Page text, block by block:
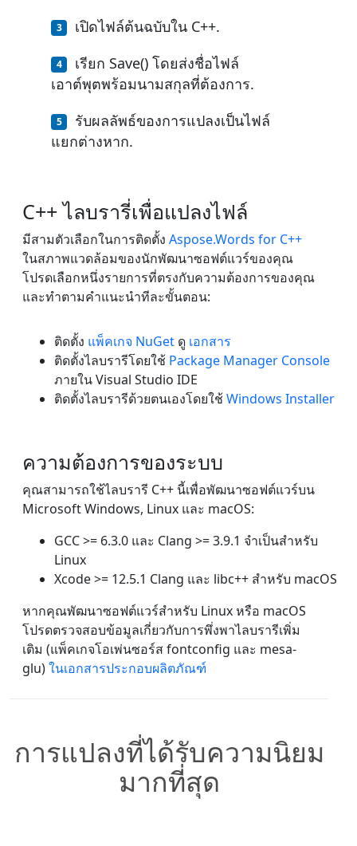
เปิดไฟล์ต้นฉบับใน C++.
เรียก Save() โดยส่งชื่อไฟล์
เอาต์พุตพร้อมนามสกุลที่ต้องการ.
รับผลลัพธ์ของการแปลงเป็นไฟล์
แยกต่างหาก.
C++ ไลบรารี่เพื่อแปลงไฟล์
มีสามตัวเลือกในการติดตั้ง Aspose.Words for C++
ในสภาพแวดล้อมของนักพัฒนาซอฟต์แวร์ของคุณ
โปรดเลือกหนึ่งรายการที่ตรงกับความต้องการของคุณ
และทำตามคำแนะนำทีละขั้นตอน:
ติดตั้ง แพ็คเกจ NuGet ดู เอกสาร
ติดตั้งไลบรารีโดยใช้ Package Manager Console
ภายใน Visual Studio IDE
ติดตั้งไลบรารีด้วยตนเองโดยใช้Windows Installer
ความต้องการของระบบ
คุณสามารถใช้ไลบรารี C++ นี้เพื่อพัฒนาซอฟต์แวร์บน
Microsoft Windows, Linux และ macOS:
GCC >= 6.3.0 และ Clang >= 3.9.1 จำเป็นสำหรับ
Linux
Xcode >= 12.5.1 Clang และ libc++ สำหรับ macOS
หากคุณพัฒนาซอฟต์แวร์สำหรับ Linux หรือ macOS
โปรดตรวจสอบข้อมูลเกี่ยวกับการพึ่งพาไลบรารีเพิ่ม
เติม (แพ็คเกจโอเพ่นซอร์ส fontconfig และ mesa-
glu)ในเอกสารประกอบผลิตภัณฑ์
การแปลงที่ได้รับความนิยม
มากที่สุด